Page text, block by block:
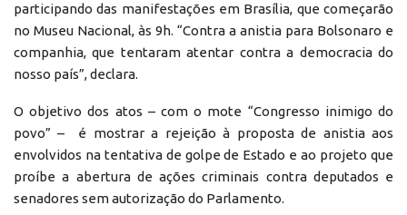
participando das manifestações em Brasília, que começarão
no Museu Nacional, às 9h. “Contra a anistia para Bolsonaro e
companhia, que tentaram atentar contra a democracia do
nosso país”, declara.
O objetivo dos atos – com o mote “Congresso inimigo do
povo” – é mostrar a rejeição à proposta de anistia aos
envolvidos na tentativa de golpe de Estado e ao projeto que
proíbe a abertura de ações criminais contra deputados e
senadores sem autorização do Parlamento.